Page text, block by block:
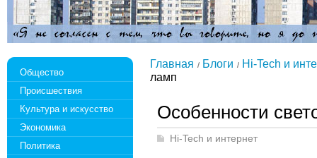
Общество
Происшествия
Культура и искусство
Экономика
Политика
Главная Блоги
Hi-Tech и
ламп
Особенности
Hi-Tech и интернет